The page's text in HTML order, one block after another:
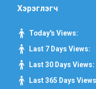
Хэрэглэгч
Today's Views:
Last 7 Days Views:
Last 30 Days Views:
Last 365 Days